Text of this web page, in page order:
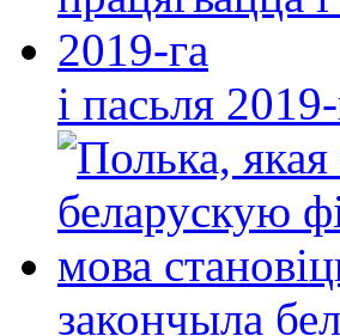
і пасьля
закончыла